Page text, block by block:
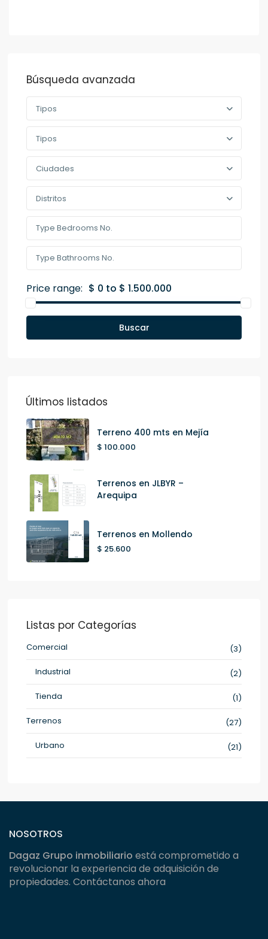
Búsqueda avanzada
Tipos
Tipos
Ciudades
Distritos
Price range: $ 0 to $ 1.500.000
Buscar
Últimos listados
Terreno 400 mts en Mejía
$ 100.000
Terrenos en JLBYR –
Arequipa
Terrenos en Mollendo
$ 25.600
Listas por Categorías
Comercial
(3)
Industrial
(2)
Tienda
(1)
Terrenos
(27)
Urbano
(21)
NOSOTROS
Dagaz Grupo inmobiliario está comprometido a
revolucionar la experiencia de adquisición de
propiedades. Contáctanos ahora